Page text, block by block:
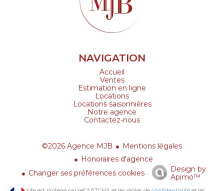
NAVIGATION
Accueil
Ventes
Estimation en ligne
Locations
Locations saisonnières
Notre agence
Contactez-nous
©2026 Agence MJB
Mentions légales
Honoraires d'agence
Changer ses préférences cookies
Design by
Apimo™